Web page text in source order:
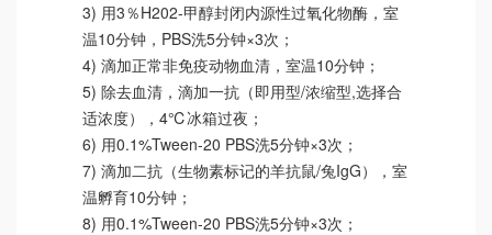
3) 用3％H202-甲醇封闭内源性过氧化物酶，室
温10分钟，PBS洗5分钟×3次；
4) 滴加正常非免疫动物血清，室温10分钟；
5) 除去血清，滴加一抗（即用型/浓缩型,选择合
适浓度），4℃冰箱过夜；
6) 用0.1%Tween-20 PBS洗5分钟×3次；
7) 滴加二抗（生物素标记的羊抗鼠/兔IgG），室
温孵育10分钟；
8) 用0.1%Tween-20 PBS洗5分钟×3次；